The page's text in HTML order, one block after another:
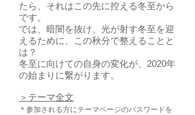
たら、それはこの先に控える冬至から
です。
では、暗闇を抜け、光が射す冬至を迎
えるために、この秋分で整えることと
は？
冬至に向けての自身の変化が、2020年
の始まりに繋がります。
​＞テーマ全文
＊参加される方にテーマページのパスワードを